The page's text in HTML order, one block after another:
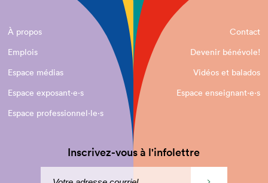
À propos
Contact
Emplois
Devenir bénévole!
Espace médias
Vidéos et balados
Espace exposant·e⋅s
Espace enseignant·e⋅s
Espace professionnel·le⋅s
Inscrivez-vous à l'infolettre